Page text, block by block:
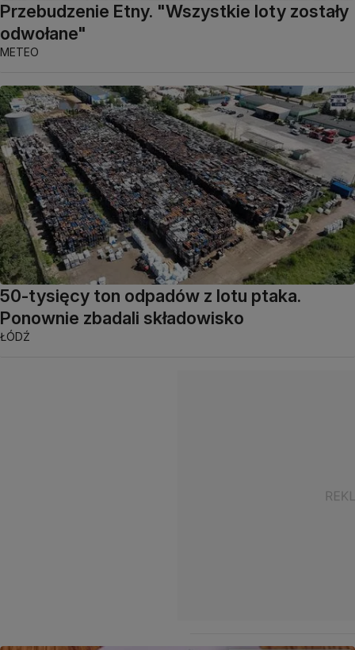
Przebudzenie Etny. "Wszystkie loty zostały
odwołane"
METEO
50-tysięcy ton odpadów z lotu ptaka.
Ponownie zbadali składowisko
ŁÓDŹ